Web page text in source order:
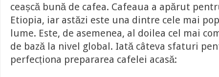
ceașcă bună de cafea. Cafeaua a apărut
Etiopia, iar astăzi este una dintre cele mai
lume. Este, de asemenea, al doilea cel mai
de bază la nivel global. Iată câteva sfaturi
perfecționa prepararea cafelei acasă: